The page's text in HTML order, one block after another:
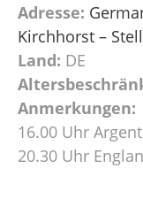
Adresse:
Kirchhorst –
Land: DE
Anmerkungen:
16.00 Uhr
20.30 Uhr